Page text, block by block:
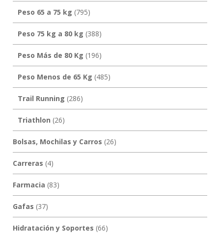
Peso 65 a 75 kg (795)
Peso 75 kg a 80 kg (388)
Peso Más de 80 Kg (196)
Peso Menos de 65 Kg (485)
Trail Running (286)
Triathlon (26)
Bolsas, Mochilas y Carros (26)
Carreras (4)
Farmacia (83)
Gafas (37)
Hidratación y Soportes (66)